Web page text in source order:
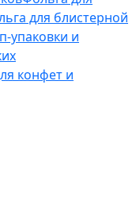
для блистерной
упаковки и
конфет и